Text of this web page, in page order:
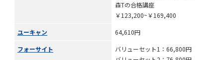
森Tの合格講座
￥123,200~￥169,400
ユーキャン
64,610円
フォーサイト
バリューセット1：66,800円